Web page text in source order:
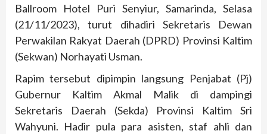
Ballroom Hotel Puri Senyiur, Samarinda, Selasa
(21/11/2023), turut dihadiri Sekretaris Dewan
Perwakilan Rakyat Daerah (DPRD) Provinsi Kaltim
(Sekwan) Norhayati Usman.
Rapim tersebut dipimpin langsung Penjabat (Pj)
Gubernur Kaltim Akmal Malik di dampingi
Sekretaris Daerah (Sekda) Provinsi Kaltim Sri
Wahyuni. Hadir pula para asisten, staf ahli dan